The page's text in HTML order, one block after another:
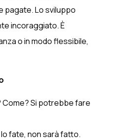
pagate. Lo sviluppo
incoraggiato. È
o in modo flessibile,
Si potrebbe fare
fate, non sarà fatto.